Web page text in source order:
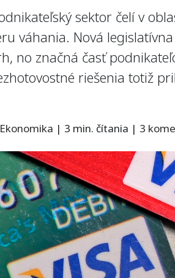
sektor čelí v
váhania. Nová
no značná časť
riešenia totiž
Ekonomika | 3 min. čítania | 3